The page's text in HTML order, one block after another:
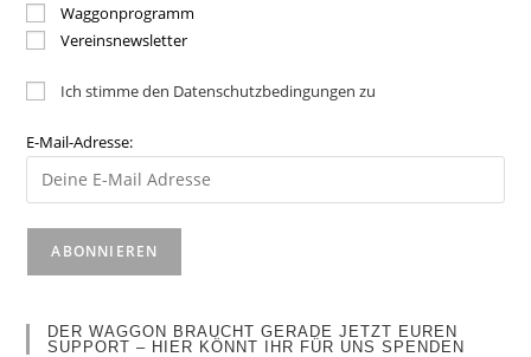
Waggonprogramm
Vereinsnewsletter
Ich stimme den Datenschutzbedingungen zu
E-Mail-Adresse:
DER WAGGON BRAUCHT GERADE JETZT EUREN
SUPPORT – HIER KÖNNT IHR FÜR UNS SPENDEN